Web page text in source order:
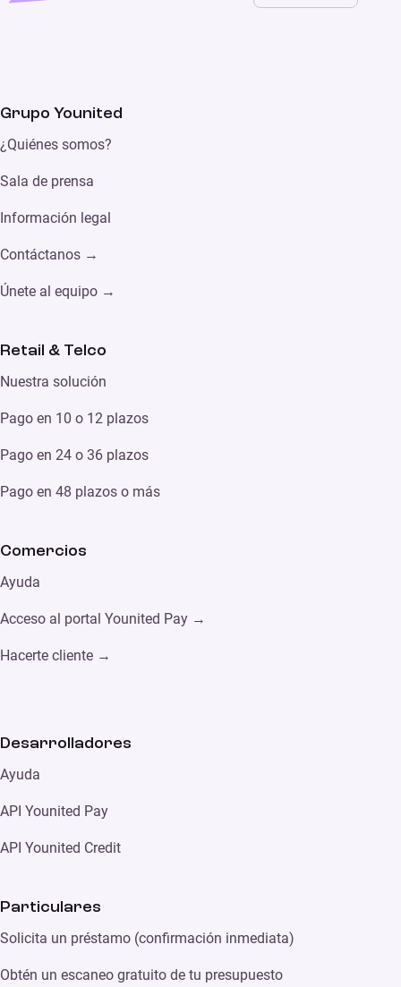
Grupo Younited
¿Quiénes somos?
Sala de prensa
Información legal
Contáctanos →
Únete al equipo →
Retail & Telco
Nuestra solución
Pago en 10 o 12 plazos
Pago en 24 o 36 plazos
Pago en 48 plazos o más
Comercios
Ayuda
Acceso al portal Younited Pay →
Hacerte cliente →
Desarrolladores
Ayuda
API Younited Pay
API Younited Credit
Particulares
Solicita un préstamo (confirmación inmediata)
Obtén un escaneo gratuito de tu presupuesto